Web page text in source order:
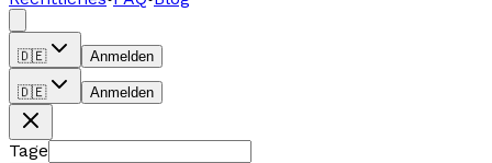
🇩🇪 Anmelden
🇩🇪 Anmelden
Tage